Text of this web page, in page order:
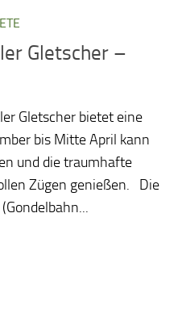
Gletscher –
Gletscher bietet eine
bis Mitte April kann
und die traumhafte
Zügen genießen. Die